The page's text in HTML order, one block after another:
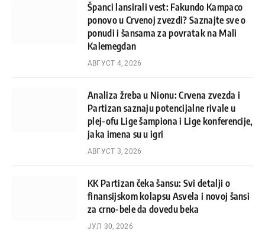
Španci lansirali vest: Fakundo Kampaco
ponovo u Crvenoj zvezdi? Saznajte sve o
ponudi i šansama za povratak na Mali
Kalemegdan
АВГУСТ 4, 2026
Analiza žreba u Nionu: Crvena zvezda i
Partizan saznaju potencijalne rivale u
plej-ofu Lige šampiona i Lige konferencije,
jaka imena su u igri
АВГУСТ 3, 2026
KK Partizan čeka šansu: Svi detalji o
finansijskom kolapsu Asvela i novoj šansi
za crno-bele da dovedu beka
ЈУЛ 30, 2026